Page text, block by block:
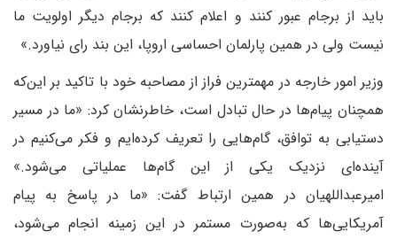
باید از برجام عبور کنند و اعلام کنند که برجام دیگر اولویت ما
نیست ولی در همین پارلمان احساسی اروپا، این بند رای نیاورد.»
وزیر امور خارجه در مهمترین فراز از مصاحبه خود با تاکید بر این‌که
همچنان پیام‌ها در حال تبادل است، خاطرنشان کرد:‌ «ما در مسیر
دستیابی به توافق، گام‌هایی را تعریف کرده‌ایم و فکر می‌کنیم در
آینده‌ای نزدیک یکی از این گام‌ها عملیاتی می‌شود.»
امیرعبداللهیان در همین ارتباط گفت: «ما در پاسخ به پیام
آمریکایی‌ها که به‌صورت مستمر در این زمینه انجام می‌شود،